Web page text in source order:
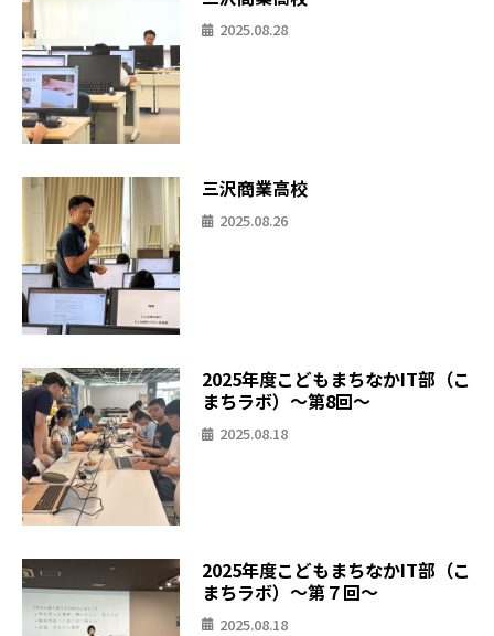
2025.08.28
三沢商業高校
2025.08.26
2025年度こどもまちなかIT部（こ
まちラボ）〜第8回〜
2025.08.18
2025年度こどもまちなかIT部（こ
まちラボ）〜第７回〜
2025.08.18